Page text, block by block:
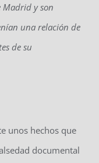
Madrid y son
una relación de
de su
unos hechos que
documental